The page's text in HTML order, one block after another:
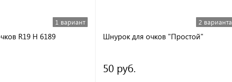
1 вариант
R19 H 6189
2 варианта
Шнурок для очков "Простой"
50 руб.